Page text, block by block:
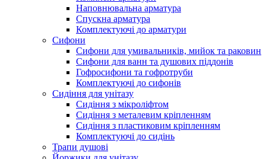
Наповнювальна арматура
Спускна арматура
Комплектуючі до арматури
Сифони
Сифони для умивальників, мийок та раковин
Сифони для ванн та душових піддонів
Гофросифони та гофротруби
Комплектуючі до сифонів
Сидіння для унітазу
Сидіння з мікроліфтом
Сидіння з металевим кріпленням
Сидіння з пластиковим кріпленням
Комплектуючі до сидінь
Трапи душові